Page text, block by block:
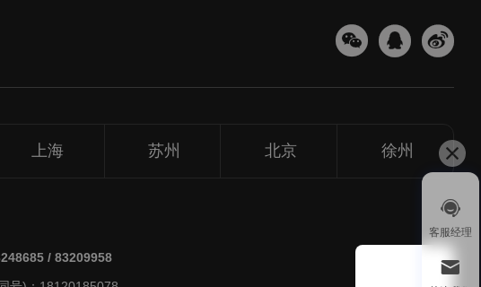
上海 苏州 北京 徐州
/ 83209958
客服经理
1v1
微信扫
关注